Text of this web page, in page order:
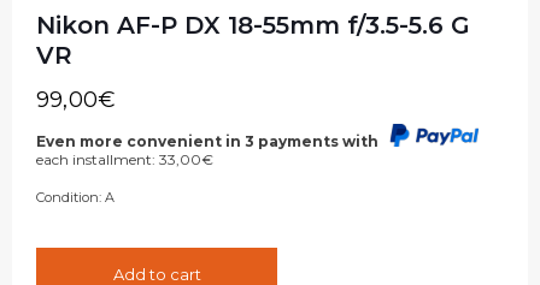
Nikon AF-P DX 18-55mm f/3.5-5.6 G
VR
99,00€
Even more convenient in 3 payments with
each installment: 33,00€
Condition: A
Add to cart